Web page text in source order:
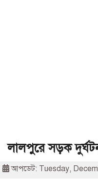
লালপুরে সড়ক
আপডেট: Tuesday,